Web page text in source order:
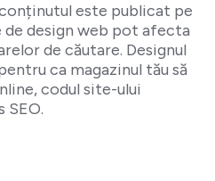
este publicat pe
design web pot afecta
de căutare. Designul
ca magazinul tău să
codul site-ului